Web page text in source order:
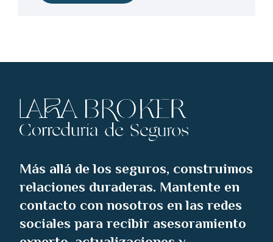
Más allá de los seguros, construimos
relaciones duraderas. Mantente en
contacto con nosotros en las redes
sociales para recibir asesoramiento